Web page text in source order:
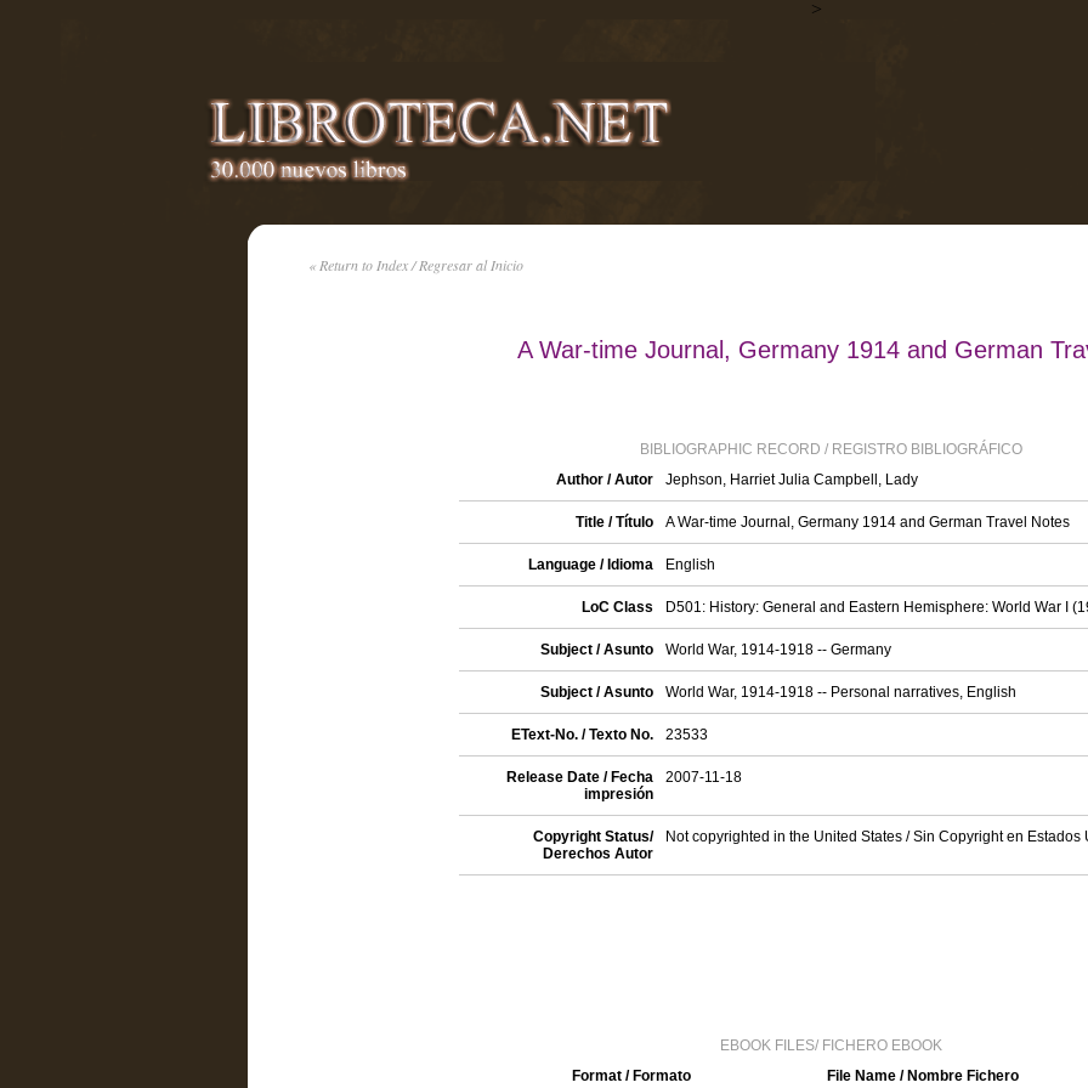
>
« Return to Index / Regresar al Inicio
A War-time Journal, Germany 1914 and German
BIBLIOGRAPHIC RECORD / REGISTRO BIBLIOGRÁFICO
Author / Autor
Jephson, Harriet Julia Campbell, Lady
Title / Título A War-time Journal, Germany 1914 and German Travel Notes
Language / Idioma English
LoC Class D501: History: General and Eastern Hemisphere: World War I
Subject / Asunto World War, 1914-1918 -- Germany
Subject / Asunto World War, 1914-1918 -- Personal narratives, English
EText-No. / Texto No. 23533
Release Date / Fecha
impresión
2007-11-18
Copyright Status/
Derechos Autor
Not copyrighted in the United States / Sin Copyright en Estados
EBOOK FILES/ FICHERO EBOOK
Format / Formato
File Name / Nombre Fichero